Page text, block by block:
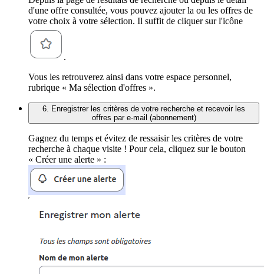
d'une offre consultée, vous pouvez ajouter la ou les offres de
votre choix à votre sélection. Il suffit de cliquer sur l'icône
.
Vous les retrouverez ainsi dans votre espace personnel,
rubrique « Ma sélection d'offres ».
6. Enregistrer les critères de votre recherche et recevoir les
offres par e-mail (abonnement)
Gagnez du temps et évitez de ressaisir les critères de votre
recherche à chaque visite ! Pour cela, cliquez sur le bouton
« Créer une alerte » :